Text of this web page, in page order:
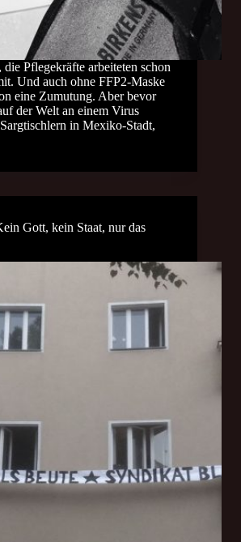
Pflegekräfte arbeiteten schon
Und auch ohne FFP2-Maske
eine Zumutung. Aber bevor
der Welt an einem Virus
in Mexiko-Stadt,
Gott, kein Staat, nur das